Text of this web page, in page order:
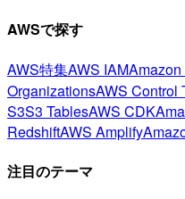
AWSで探す
AWS特集AWS IAM
OrganizationsAWS Control
S3S3 TablesAWS CDK
RedshiftAWS Amplify
注目のテーマ